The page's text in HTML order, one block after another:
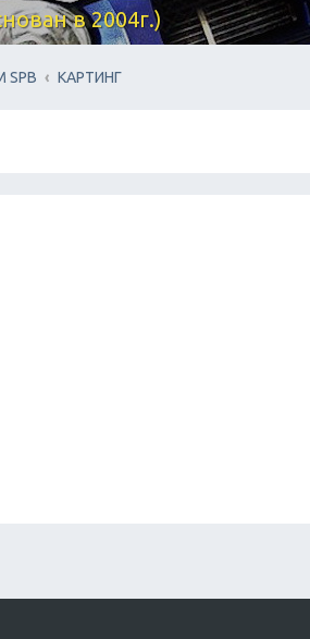
в 2004г.)
SPB КАРТИНГ